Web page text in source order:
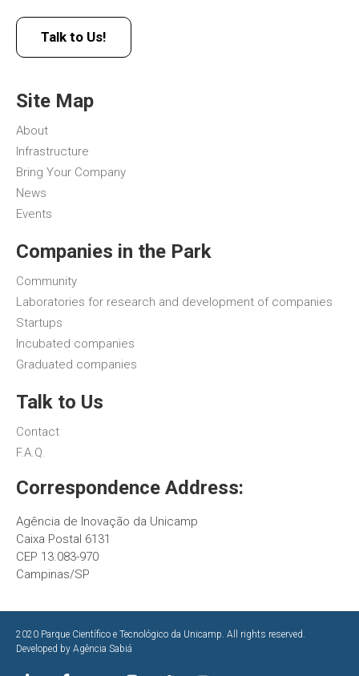
Talk to Us!
Site Map
About
Infrastructure
Bring Your Company
News
Events
Companies in the Park
Community
Laboratories for research and development of companies
Startups
Incubated companies
Graduated companies
Talk to Us
Contact
F.A.Q.
Correspondence Address:
Agência de Inovação da Unicamp
Caixa Postal 6131
CEP 13.083-970
Campinas/SP
2020 Parque Científico e Tecnológico da Unicamp. All rights reserved.
Developed by Agência Sabiá